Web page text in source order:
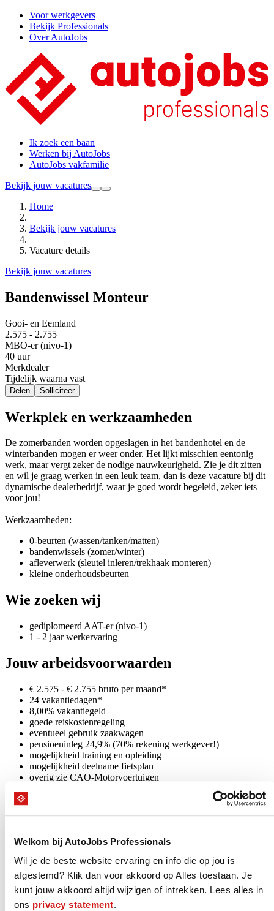
Welkom bij AutoJobs Professionals
Wil je de beste website ervaring en info die op jou is
afgestemd? Klik dan voor akkoord op Alles toestaan. Je
kunt jouw akkoord altijd wijzigen of intrekken. Lees alles in
ons privacy statement.
Voor werkgevers
Bekijk Professionals
Over AutoJobs
Ik zoek een baan
Werken bij AutoJobs
AutoJobs vakfamilie
Bekijk jouw vacatures
Home
Bekijk jouw vacatures
Vacature details
Bekijk jouw vacatures
Bandenwissel Monteur
Gooi- en Eemland
2.575 - 2.755
MBO-er (nivo-1)
40 uur
Merkdealer
Tijdelijk waarna vast
Delen Solliciteer
Werkplek en werkzaamheden
De zomerbanden worden opgeslagen in het bandenhotel en de
winterbanden mogen er weer onder. Het lijkt misschien eentonig
werk, maar vergt zeker de nodige nauwkeurigheid. Zie je dit zitten
en wil je graag werken in een leuk team, dan is deze vacature bij dit
dynamische dealerbedrijf, waar je goed wordt begeleid, zeker iets
voor jou!
Werkzaamheden:
0-beurten (wassen/tanken/matten)
bandenwissels (zomer/winter)
afleverwerk (sleutel inleren/trekhaak monteren)
kleine onderhoudsbeurten
Wie zoeken wij
gediplomeerd AAT-er (nivo-1)
1 - 2 jaar werkervaring
Jouw arbeidsvoorwaarden
€ 2.575 - € 2.755 bruto per maand*
24 vakantiedagen*
8,00% vakantiegeld
goede reiskostenregeling
eventueel gebruik zaakwagen
pensioeninleg 24,9% (70% rekening werkgever!)
mogelijkheid training en opleiding
mogelijkheid deelname fietsplan
overig zie CAO-Motorvoertuigen
* (indicatie obv 40 - 45 urige werkweek)
We helpen je graag bij het vinden van jouw juiste nieuwe baan. Dat
kan op verschillende manieren. Je kunt bij ons aan de slag als
AutoJobs Professional, je wordt lid van onze Community en laat je
projectmatig detacheren of uitzenden bij onze vaste relaties. Direct
in dienst bij je nieuwe werkgever kan natuurlijk ook. Neemcontact
met ons op of solliciteer direct op deze vacature.